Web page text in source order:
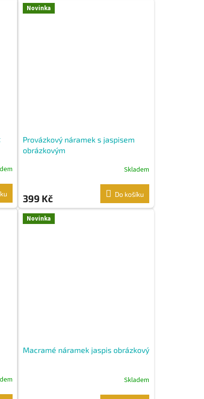
Novinka
Provázkový náramek s jaspisem
obrázkovým
Skladem
399 Kč Do košíku
Novinka
Macramé náramek jaspis obrázkový
Skladem